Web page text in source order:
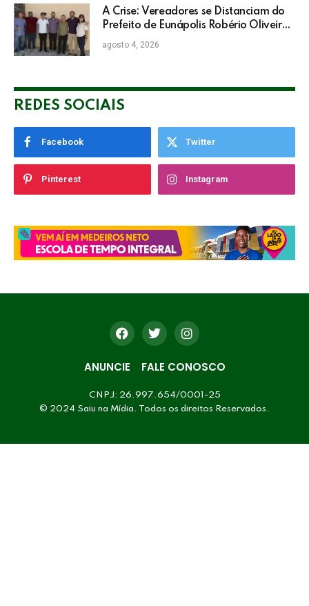
A Crise: Vereadores se Distanciam do
Prefeito de Eunápolis Robério Oliveira
nas Eleições
agosto 4, 2026
REDES SOCIAIS
Facebook Twitter
Pinterest Instagram
ANUNCIE FALE CONOSCO
CNPJ: 26.997.654/0001-25
© 2024 Saiu na Mídia. Todos os direitos Reservados.